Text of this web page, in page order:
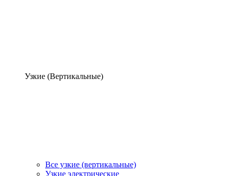
Узкие (Вертикальные)
Все узкие (вертикальные)
Узкие электрические